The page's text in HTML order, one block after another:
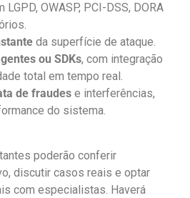
LGPD, OWASP, PCI-DSS, DORA
da superfície de ataque.
ou SDKs, com integração
total em tempo real.
de fraudes e interferências,
do sistema.
poderão conferir
discutir casos reais e optar
com especialistas. Haverá